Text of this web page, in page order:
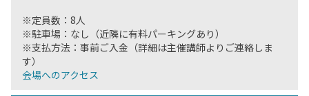
※定員数：8人
※駐車場：なし（近隣に有料パーキングあり）
※支払方法：事前ご入金（詳細は主催講師よりご連絡しま
す）
会場へのアクセス